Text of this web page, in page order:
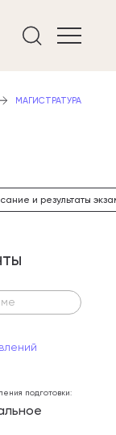
Найти
МАГИСТРАТУРА
и результаты
подготовки: